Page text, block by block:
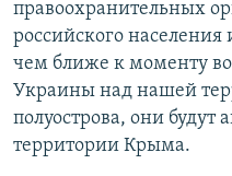
правоохранительных
российского
чем ближе к моменту
Украины над нашей
полуострова, они будут
территории Крыма.